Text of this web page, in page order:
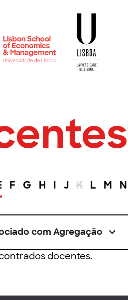
F G H I J K L M N
com Agregação
docentes.